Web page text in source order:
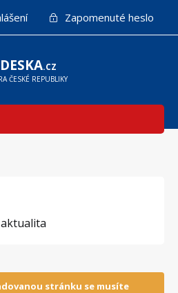
Zapomenuté heslo
.CZ
ČESKÉ REPUBLIKY
stránku se musíte